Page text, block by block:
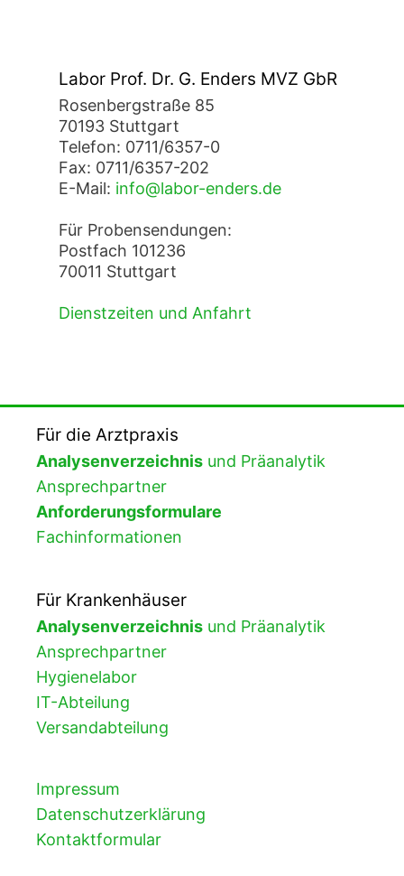
Labor Prof. Dr. G. Enders MVZ GbR
Rosenbergstraße 85
70193 Stuttgart
Telefon: 0711/6357-0
Fax: 0711/6357-202
E-Mail: info@labor-enders.de
Für Probensendungen:
Postfach 101236
70011 Stuttgart
Dienstzeiten und Anfahrt
Für die Arztpraxis
Analysenverzeichnis und Präanalytik
Ansprechpartner
Anforderungsformulare
Fachinformationen
Für Krankenhäuser
Analysenverzeichnis und Präanalytik
Ansprechpartner
Hygienelabor
IT-Abteilung
Versandabteilung
Impressum
Datenschutzerklärung
Kontaktformular